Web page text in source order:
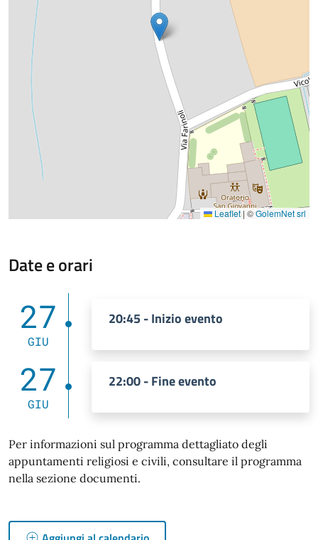
Leaflet |©GolemNet srl
Date e orari
27
GIU
20:45 - Inizio evento
27
GIU
22:00 - Fine evento
Per informazioni sul programma dettagliato degli
appuntamenti religiosi e civili, consultare il programma
nella sezione documenti.